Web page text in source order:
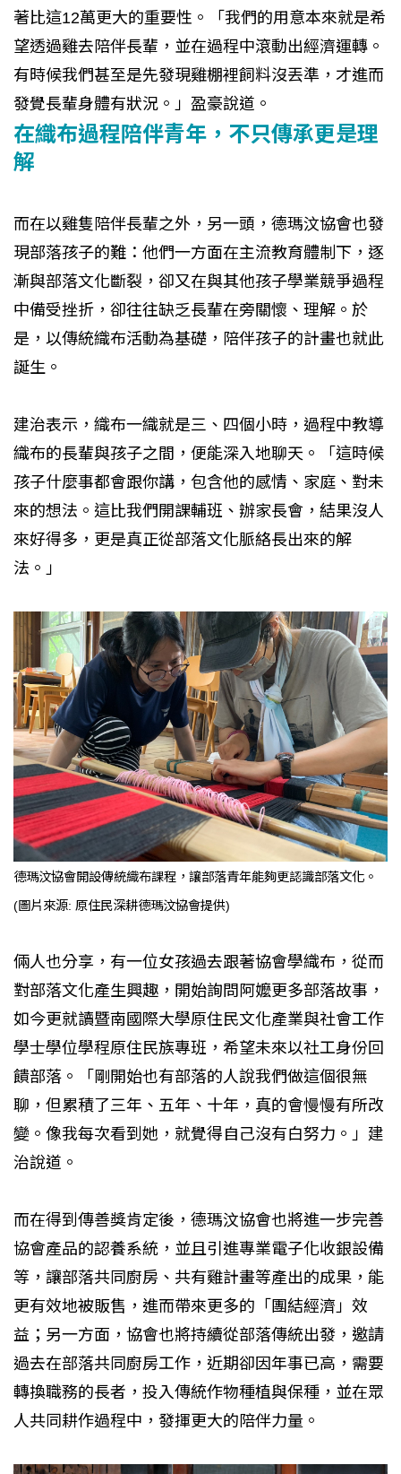
著比這12萬更大的重要性。「我們的用意本來就是希
望透過雞去陪伴長輩，並在過程中滾動出經濟運轉。
有時候我們甚至是先發現雞棚裡飼料沒丟準，才進而
發覺長輩身體有狀況。」盈豪說道。
在織布過程陪伴青年，不只傳承更是理
解
而在以雞隻陪伴長輩之外，另一頭，德瑪汶協會也發
現部落孩子的難：他們一方面在主流教育體制下，逐
漸與部落文化斷裂，卻又在與其他孩子學業競爭過程
中備受挫折，卻往往缺乏長輩在旁關懷、理解。於
是，以傳統織布活動為基礎，陪伴孩子的計畫也就此
誕生。
建治表示，織布一織就是三、四個小時，過程中教導
織布的長輩與孩子之間，便能深入地聊天。「這時候
孩子什麼事都會跟你講，包含他的感情、家庭、對未
來的想法。這比我們開課輔班、辦家長會，結果沒人
來好得多，更是真正從部落文化脈絡長出來的解
法。」
德瑪汶協會開設傳統織布課程，讓部落青年能夠更認識部落文化。
(圖片來源: 原住民深耕德瑪汶協會提供)
倆人也分享，有一位女孩過去跟著協會學織布，從而
對部落文化產生興趣，開始詢問阿嬤更多部落故事，
如今更就讀暨南國際大學原住民文化產業與社會工作
學士學位學程原住民族專班，希望未來以社工身份回
饋部落。「剛開始也有部落的人說我們做這個很無
聊，但累積了三年、五年、十年，真的會慢慢有所改
變。像我每次看到她，就覺得自己沒有白努力。」建
治說道。
而在得到傳善獎肯定後，德瑪汶協會也將進一步完善
協會產品的認養系統，並且引進專業電子化收銀設備
等，讓部落共同廚房、共有雞計畫等產出的成果，能
更有效地被販售，進而帶來更多的「團結經濟」效
益；另一方面，協會也將持續從部落傳統出發，邀請
過去在部落共同廚房工作，近期卻因年事已高，需要
轉換職務的長者，投入傳統作物種植與保種，並在眾
人共同耕作過程中，發揮更大的陪伴力量。